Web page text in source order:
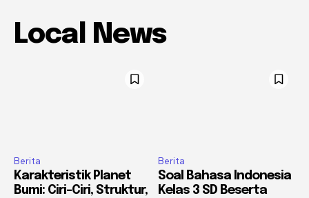
Local News
Berita
Karakteristik Planet
Bumi: Ciri-Ciri, Struktur,
Berita
Soal Bahasa Indonesia
Kelas 3 SD Beserta